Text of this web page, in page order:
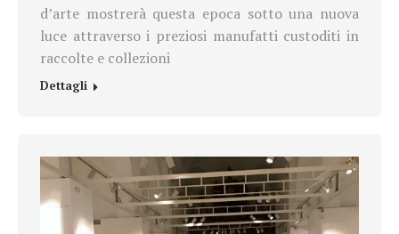
d’arte mostrerà questa epoca sotto una nuova
luce attraverso i preziosi manufatti custoditi in
raccolte e collezioni
Dettagli